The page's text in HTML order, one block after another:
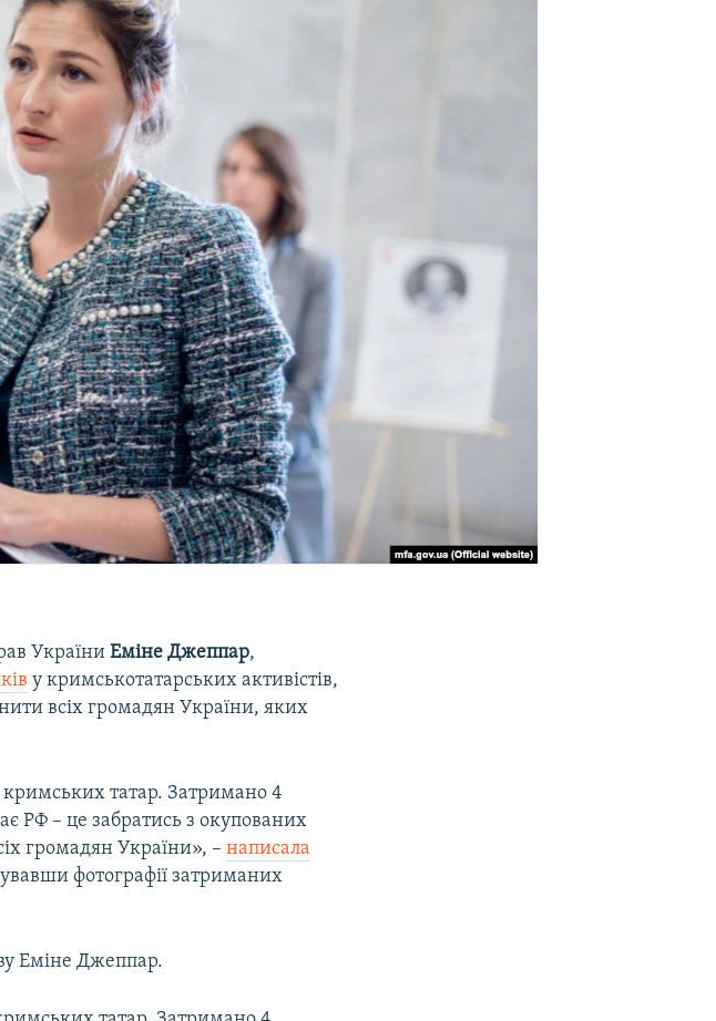
УкраїниЕміне Джеппар,
у кримськотатарських активістів,
всіх громадян України, яких
татар. Затримано 4
РФ – це забратись з окупованих
громадян України», –написала
фотографії затриманих
Еміне Джеппар.